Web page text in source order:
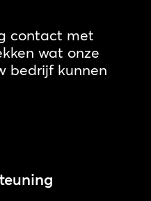
contact met
wat onze
bedrijf kunnen